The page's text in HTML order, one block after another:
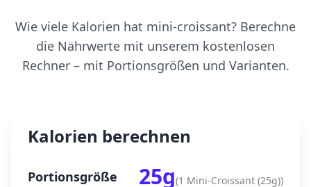
Wie viele Kalorien hat mini-croissant? Berechne
die Nährwerte mit unserem kostenlosen
Rechner – mit Portionsgrößen und Varianten.
Kalorien berechnen
Portionsgröße 25g(1 Mini-Croissant (25g))